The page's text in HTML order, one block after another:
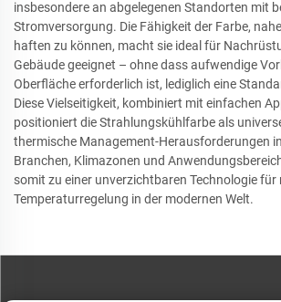
insbesondere an abgelegenen Standorten mit
Stromversorgung. Die Fähigkeit der Farbe,
haften zu können, macht sie ideal für
Gebäude geeignet – ohne dass aufwendige
Oberfläche erforderlich ist, lediglich eine
Diese Vielseitigkeit, kombiniert mit einfachen
positioniert die Strahlungskühlfarbe als
thermische Management-Herausforderungen
Branchen, Klimazonen und
somit zu einer unverzichtbaren Technologie
Temperaturregelung in der modernen Welt.